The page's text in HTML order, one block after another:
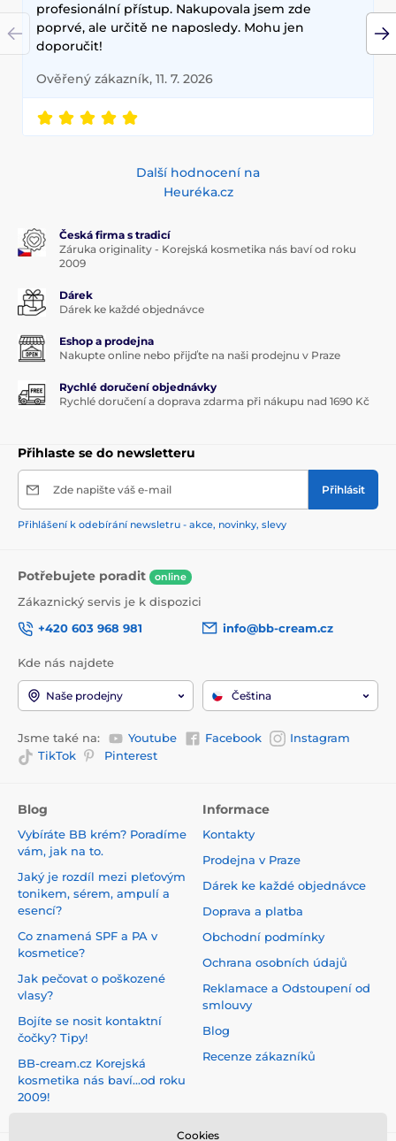
profesionální přístup. Nakupovala jsem zde
poprvé, ale určitě ne naposledy. Mohu jen
doporučit!
Ověřený zákazník, 11. 7. 2026
Další hodnocení na
Heuréka.cz
Česká firma s tradicí
Záruka originality - Korejská kosmetika nás baví od roku
2009
Dárek
Dárek ke každé objednávce
Eshop a prodejna
Nakupte online nebo přijďte na naši prodejnu v Praze
Rychlé doručení objednávky
Rychlé doručení a doprava zdarma při nákupu nad 1690 Kč
Přihlaste se do newsletteru
Zde napište váš e-mail Přihlásit
Přihlášení k odebírání newsletru - akce, novinky, slevy
Potřebujete poradit online
Zákaznický servis je k dispozici
+420 603 968 981
info@bb-cream.cz
Kde nás najdete
Naše prodejny Čeština
Jsme také na: Youtube Facebook
Instagram
TikTok
Pinterest
Blog
Vybíráte BB krém? Poradíme
vám, jak na to.
Jaký je rozdíl mezi pleťovým
tonikem, sérem, ampulí a
esencí?
Co znamená SPF a PA v
kosmetice?
Jak pečovat o poškozené
vlasy?
Bojíte se nosit kontaktní
čočky? Tipy!
BB-cream.cz Korejská
kosmetika nás baví...od roku
2009!
Informace
Kontakty
Prodejna v Praze
Dárek ke každé objednávce
Doprava a platba
Obchodní podmínky
Ochrana osobních údajů
Reklamace a Odstoupení od
smlouvy
Blog
Recenze zákazníků
Cookies